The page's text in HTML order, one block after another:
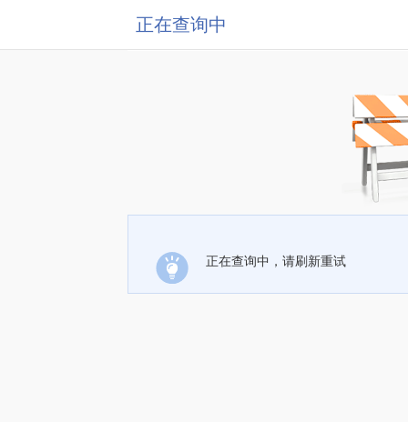
正在查询中
正在查询中，请刷新重试